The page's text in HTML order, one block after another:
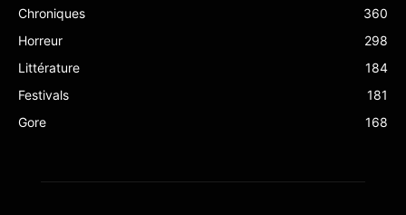
Chroniques
360
Horreur
298
Littérature
184
Festivals
181
Gore
168